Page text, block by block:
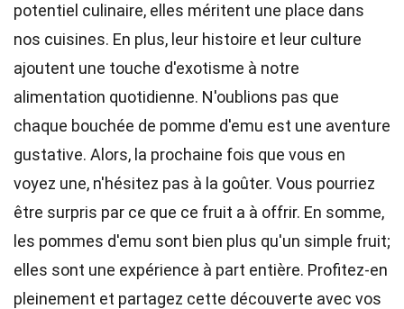
potentiel culinaire, elles méritent une place dans
nos cuisines. En plus, leur histoire et leur culture
ajoutent une touche d'exotisme à notre
alimentation quotidienne. N'oublions pas que
chaque bouchée de pomme d'emu est une aventure
gustative. Alors, la prochaine fois que vous en
voyez une, n'hésitez pas à la goûter. Vous pourriez
être surpris par ce que ce fruit a à offrir. En somme,
les pommes d'emu sont bien plus qu'un simple fruit;
elles sont une expérience à part entière. Profitez-en
pleinement et partagez cette découverte avec vos